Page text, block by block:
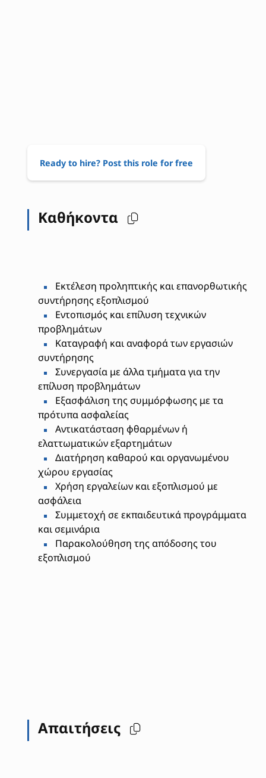
Ready to hire? Post this role for free
Καθήκοντα
Εκτέλεση προληπτικής και επανορθωτικής
συντήρησης εξοπλισμού
Εντοπισμός και επίλυση τεχνικών
προβλημάτων
Καταγραφή και αναφορά των εργασιών
συντήρησης
Συνεργασία με άλλα τμήματα για την
επίλυση προβλημάτων
Εξασφάλιση της συμμόρφωσης με τα
πρότυπα ασφαλείας
Αντικατάσταση φθαρμένων ή
ελαττωματικών εξαρτημάτων
Διατήρηση καθαρού και οργανωμένου
χώρου εργασίας
Χρήση εργαλείων και εξοπλισμού με
ασφάλεια
Συμμετοχή σε εκπαιδευτικά προγράμματα
και σεμινάρια
Παρακολούθηση της απόδοσης του
εξοπλισμού
Απαιτήσεις